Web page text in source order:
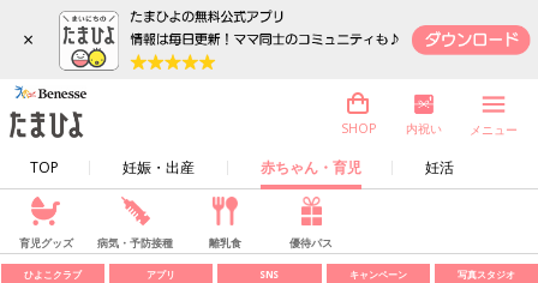
×
TOP 妊娠・出産 赤ちゃん・育児 妊活
SHOP 内祝い メニュー
育児グッズ 病気・予防接種 離乳食 優待パス
ひよこクラブ アプリ SNS キャンペーン 写真スタジオ